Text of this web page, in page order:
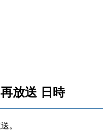
放送 日時
。